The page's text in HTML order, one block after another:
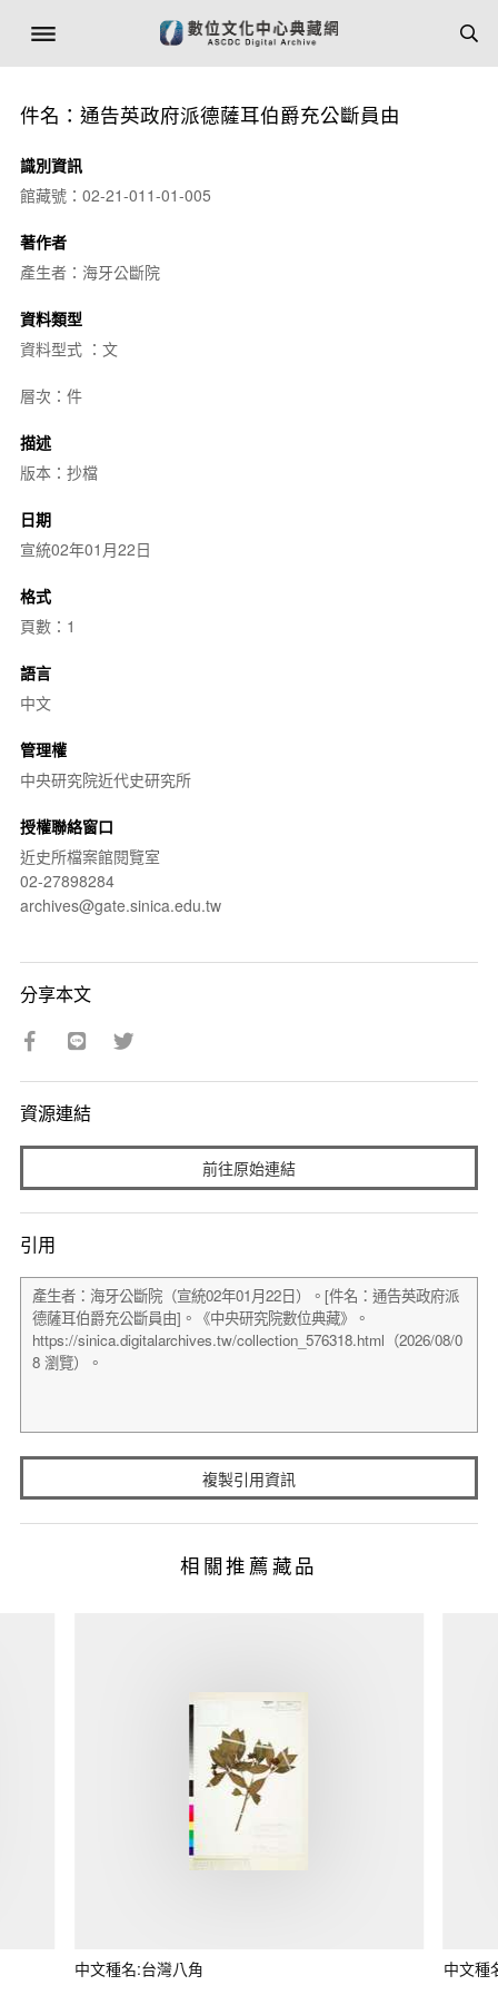
件名：通告英政府派德薩耳伯爵充公斷員由
識別資訊
館藏號：02-21-011-01-005
著作者
產生者：海牙公斷院
資料類型
資料型式 ：文
層次：件
描述
版本：抄檔
日期
宣統02年01月22日
格式
頁數：1
語言
中文
管理權
中央研究院近代史研究所
授權聯絡窗口
近史所檔案館閱覽室
02-27898284
archives@gate.sinica.edu.tw
分享本文
資源連結
前往原始連結
引用
複製引用資訊
相關推薦藏品
中文種名:台灣八角 中文種